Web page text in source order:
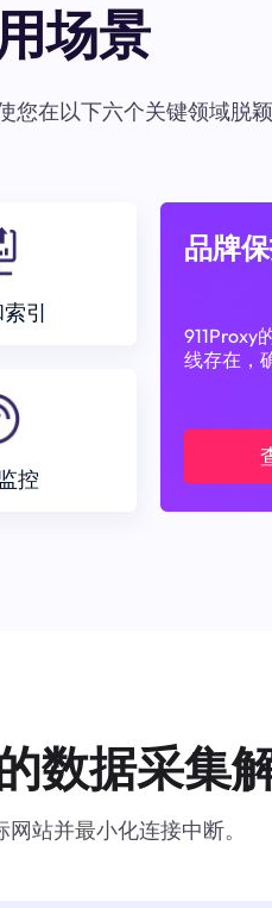
场景
您在以下六个关键领域脱
引
控
品牌
911Proxy
线存在，
数据采集
站并最小化连接中断。